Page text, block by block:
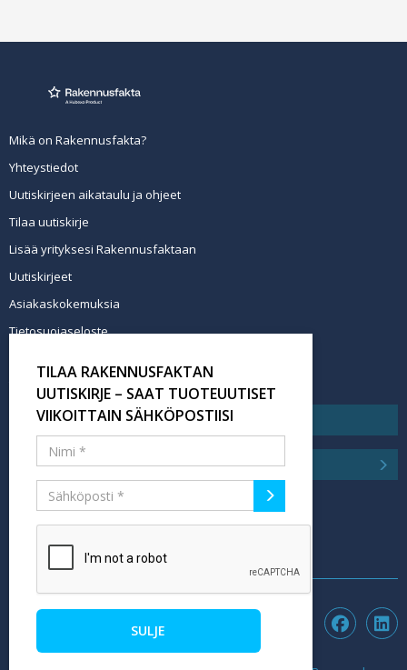
Mikä on Rakennusfakta?
Yhteystiedot
Uutiskirjeen aikataulu ja ohjeet
Tilaa uutiskirje
Lisää yrityksesi Rakennusfaktaan
Uutiskirjeet
Asiakaskokemuksia
Tietosuojaseloste
Tilaa uutiskirje
TILAA RAKENNUSFAKTAN
UUTISKIRJE – SAAT TUOTEUUTISET
VIIKOITTAIN SÄHKÖPOSTIISI
SULJE